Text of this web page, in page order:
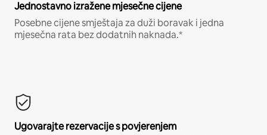
Jednostavno izražene mjesečne cijene
Posebne cijene smještaja za duži boravak i jedna
mjesečna rata bez dodatnih naknada.*
Ugovarajte rezervacije s povjerenjem